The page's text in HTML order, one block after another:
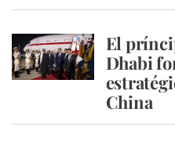
El
Dhabi
China